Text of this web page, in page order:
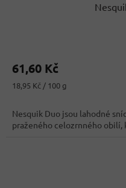
61,60 Kč
Měrná
18,95 Kč / 100 g
Nesquik Duo jsou lahodné
praženého celozrnného